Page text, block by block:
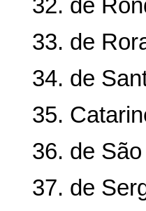
32. de
33. de
34. de
35.
36. de
37. de